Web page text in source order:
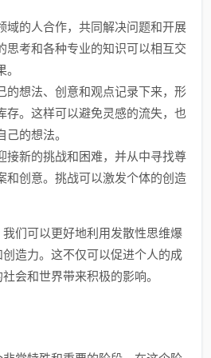
域的人合作，共同解决问题和开展
思考和各种专业的知识可以相互交
的想法、创意和观点记录下来，形
存。这样可以避免灵感的流失，也
的想法。
接新的挑战和困难，并从中寻找尊
和创意。挑战可以激发个体的创造
们可以更好地利用发散性思维爆
造力。这不仅可以促进个人的成
会和世界带来积极的影响。